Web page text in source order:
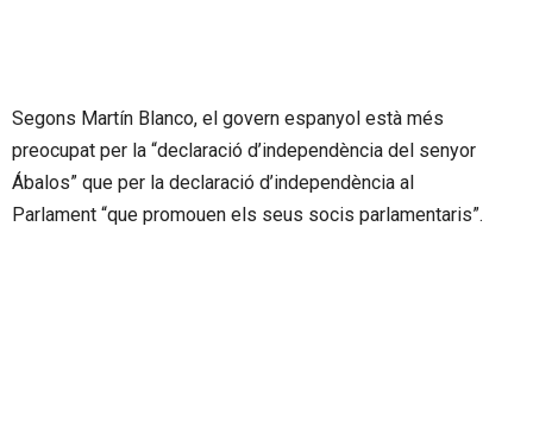
Segons Martín Blanco, el govern espanyol està més
preocupat per la “declaració d’independència del senyor
Ábalos” que per la declaració d’independència al
Parlament “que promouen els seus socis parlamentaris”.